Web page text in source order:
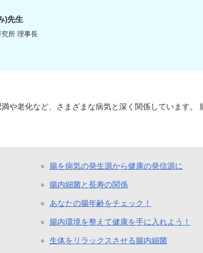
)先生
所 理事長
や老化など、さまざまな病気と深く関係しています。
腸を病気の発生源から健康の発信源に
腸内細菌と長寿の関係
あなたの腸年齢をチェック！
腸内環境を整えて健康を手に入れよう！
生体をリラックスさせる腸内細菌